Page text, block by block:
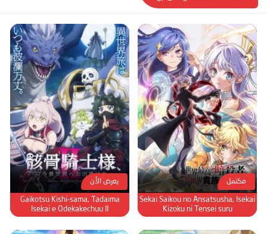
مكتمل
Sekai Saikou no Ansatsusha, Isekai
Kizoku ni Tensei suru
يعرض الأن
Gaikotsu Kishi-sama, Tadaima
Isekai e Odekakechuu II